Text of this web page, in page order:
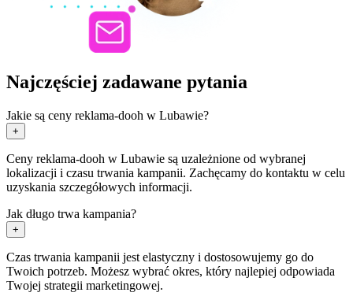
Najczęściej zadawane pytania
Jakie są ceny reklama-dooh w Lubawie?
+
Ceny reklama-dooh w Lubawie są uzależnione od wybranej
lokalizacji i czasu trwania kampanii. Zachęcamy do kontaktu w celu
uzyskania szczegółowych informacji.
Jak długo trwa kampania?
+
Czas trwania kampanii jest elastyczny i dostosowujemy go do
Twoich potrzeb. Możesz wybrać okres, który najlepiej odpowiada
Twojej strategii marketingowej.